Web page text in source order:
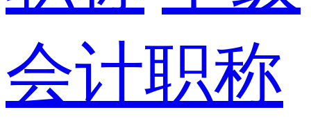
会计职称